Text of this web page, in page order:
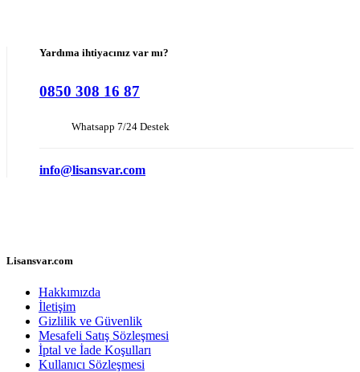
Yardıma ihtiyacınız var mı?
0850 308 16 87
Whatsapp 7/24 Destek
info@lisansvar.com
Lisansvar.com
Hakkımızda
İletişim
Gizlilik ve Güvenlik
Mesafeli Satış Sözleşmesi
İptal ve İade Koşulları
Kullanıcı Sözleşmesi